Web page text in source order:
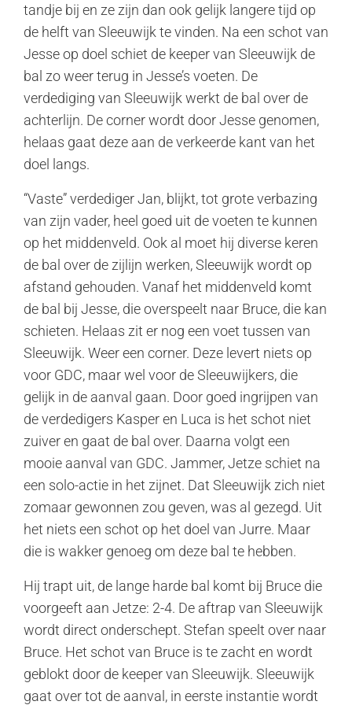
tandje bij en ze zijn dan ook gelijk langere tijd op
de helft van Sleeuwijk te vinden. Na een schot van
Jesse op doel schiet de keeper van Sleeuwijk de
bal zo weer terug in Jesse’s voeten. De
verdediging van Sleeuwijk werkt de bal over de
achterlijn. De corner wordt door Jesse genomen,
helaas gaat deze aan de verkeerde kant van het
doel langs.
“Vaste” verdediger Jan, blijkt, tot grote verbazing
van zijn vader, heel goed uit de voeten te kunnen
op het middenveld. Ook al moet hij diverse keren
de bal over de zijlijn werken, Sleeuwijk wordt op
afstand gehouden. Vanaf het middenveld komt
de bal bij Jesse, die overspeelt naar Bruce, die kan
schieten. Helaas zit er nog een voet tussen van
Sleeuwijk. Weer een corner. Deze levert niets op
voor GDC, maar wel voor de Sleeuwijkers, die
gelijk in de aanval gaan. Door goed ingrijpen van
de verdedigers Kasper en Luca is het schot niet
zuiver en gaat de bal over. Daarna volgt een
mooie aanval van GDC. Jammer, Jetze schiet na
een solo-actie in het zijnet. Dat Sleeuwijk zich niet
zomaar gewonnen zou geven, was al gezegd. Uit
het niets een schot op het doel van Jurre. Maar
die is wakker genoeg om deze bal te hebben.
Hij trapt uit, de lange harde bal komt bij Bruce die
voorgeeft aan Jetze: 2-4. De aftrap van Sleeuwijk
wordt direct onderschept. Stefan speelt over naar
Bruce. Het schot van Bruce is te zacht en wordt
geblokt door de keeper van Sleeuwijk. Sleeuwijk
gaat over tot de aanval, in eerste instantie wordt